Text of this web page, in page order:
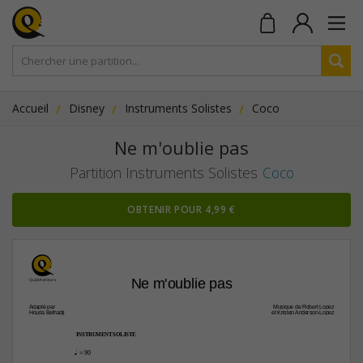
Accueil Disney Instruments Solistes Coco
Ne m'oublie pas
Partition Instruments Solistes Coco
OBTENIR POUR 4,99 €
Adapté par
Houria Belhadji
Ne m'oublie pas
Musique de Robert Lopez
et Kristen Anderson-Lopez
q = 90
INSTRUMENT SOLISTE